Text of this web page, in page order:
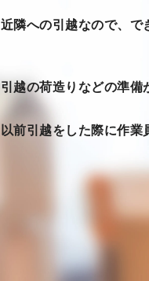
近隣への引越なので、
引越の荷造りなどの準備
以前引越をした際に作業